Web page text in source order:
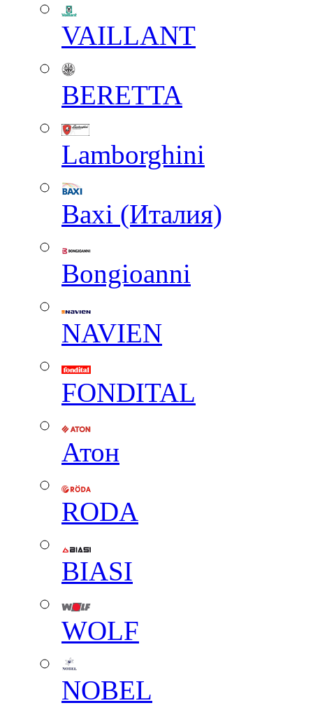
VAILLANT
BERETTA
Lamborghini
Baxi (Италия)
Вongioanni
NAVIEN
FONDITAL
Атон
RODA
BIASI
WOLF
NOBEL